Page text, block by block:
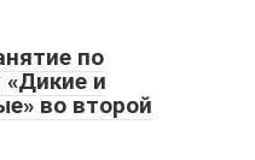
по
и
во второй